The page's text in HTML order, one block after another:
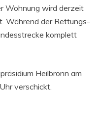
Wohnung wird derzeit
Während der Rettungs-
komplett
Heilbronn am
verschickt.